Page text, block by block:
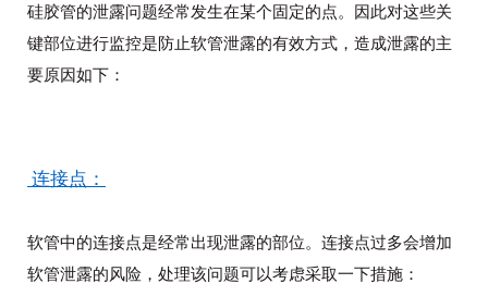
硅胶管的泄露问题经常发生在某个固定的点。因此对这些关
键部位进行监控是防止软管泄露的有效方式， 造成泄露的主
要原因如下：
连接点：
软管中的连接点是经常出现泄露的部位。连接点过多会增加
软管泄露的风险， 处理该问题可以考虑采取一下措施：